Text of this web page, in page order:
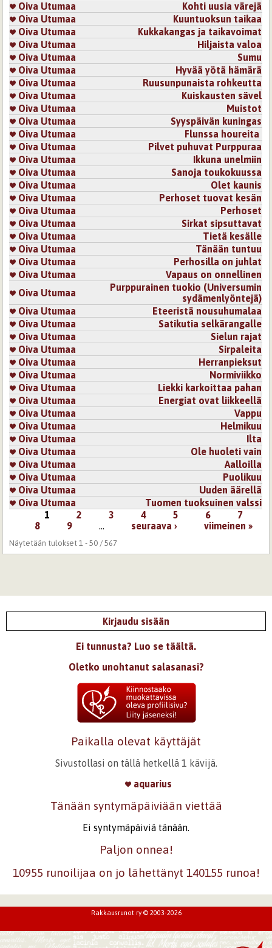
Oiva Utumaa
Kohti uusia värejä
Oiva Utumaa
Kuuntuoksun taikaa
Oiva Utumaa
Kukkakangas ja taikavoimat
Oiva Utumaa
Hiljaista valoa
Oiva Utumaa
Sumu
Oiva Utumaa
Hyvää yötä hämärä
Oiva Utumaa
Ruusunpunaista rohkeutta
Oiva Utumaa
Kuiskausten sävel
Oiva Utumaa
Muistot
Oiva Utumaa
Syyspäivän kuningas
Oiva Utumaa
Flunssa houreita
Oiva Utumaa
Pilvet puhuvat Purppuraa
Oiva Utumaa
Ikkuna unelmiin
Oiva Utumaa
Sanoja toukokuussa
Oiva Utumaa
Olet kaunis
Oiva Utumaa
Perhoset tuovat kesän
Oiva Utumaa
Perhoset
Oiva Utumaa
Sirkat sipsuttavat
Oiva Utumaa
Tietä kesälle
Oiva Utumaa
Tänään tuntuu
Oiva Utumaa
Perhosilla on juhlat
Oiva Utumaa
Vapaus on onnellinen
Oiva Utumaa
Purppurainen tuokio (Universumin
sydämenlyöntejä)
Oiva Utumaa
Eteeristä nousuhumalaa
Oiva Utumaa
Satikutia selkärangalle
Oiva Utumaa
Sielun rajat
Oiva Utumaa
Sirpaleita
Oiva Utumaa
Herranpieksut
Oiva Utumaa
Normiviikko
Oiva Utumaa
Liekki karkoittaa pahan
Oiva Utumaa
Energiat ovat liikkeellä
Oiva Utumaa
Vappu
Oiva Utumaa
Helmikuu
Oiva Utumaa
Ilta
Oiva Utumaa
Ole huoleti vain
Oiva Utumaa
Aalloilla
Oiva Utumaa
Puolikuu
Oiva Utumaa
Uuden äärellä
Oiva Utumaa
Tuomen tuoksuinen valssi
1 2 3 4 5 6
7
8
9 … seuraava › viimeinen »
Näytetään tulokset 1 - 50 / 567
Kirjaudu sisään
Ei tunnusta? Luo se täältä.
Oletko unohtanut salasanasi?
Paikalla olevat käyttäjät
Sivustollasi on tällä hetkellä 1 kävijä.
aquarius
Tänään syntymäpäiviään viettää
Ei syntymäpäiviä tänään.
Paljon onnea!
10955 runoilijaa on jo lähettänyt 140155 runoa!
Rakkausrunot ry © 2003-2026